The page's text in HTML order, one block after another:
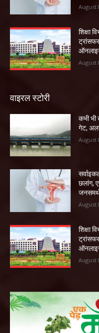
August
शिक्षा
ऑनलाइन
August
वाइरल स्टोरी
कभी भी
गेट,
August
छलांग,
August
शिक्षा
ऑनलाइन
August